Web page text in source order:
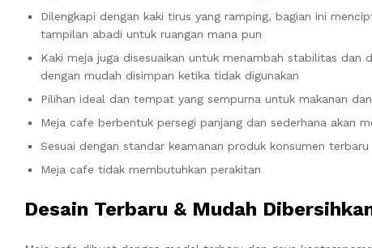
Dilengkapi dengan kaki tirus yang ramping, bagian ini
tampilan abadi untuk ruangan mana pun
Kaki meja juga disesuaikan untuk menambah stabilitas dan
dengan mudah disimpan ketika tidak digunakan
Pilihan ideal dan tempat yang sempurna untuk makanan
Meja cafe berbentuk persegi panjang dan sederhana akan
Sesuai dengan standar keamanan produk konsumen terbaru
Meja cafe tidak membutuhkan perakitan
Desain Terbaru & Mudah